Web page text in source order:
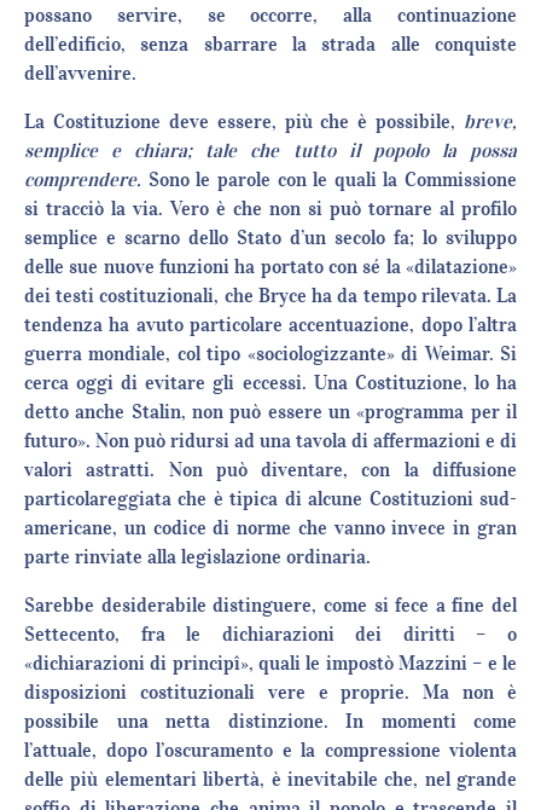
possano servire, se occorre, alla continuazione
dell’edificio, senza sbarrare la strada alle conquiste
dell’avvenire.
La Costituzione deve essere, più che è possibile, breve,
semplice e chiara; tale che tutto il popolo la possa
comprendere. Sono le parole con le quali la Commissione
si tracciò la via. Vero è che non si può tornare al profilo
semplice e scarno dello Stato d’un secolo fa; lo sviluppo
delle sue nuove funzioni ha portato con sé la «dilatazione»
dei testi costituzionali, che Bryce ha da tempo rilevata. La
tendenza ha avuto particolare accentuazione, dopo l’altra
guerra mondiale, col tipo «sociologizzante» di Weimar. Si
cerca oggi di evitare gli eccessi. Una Costituzione, lo ha
detto anche Stalin, non può essere un «programma per il
futuro». Non può ridursi ad una tavola di affermazioni e di
valori astratti. Non può diventare, con la diffusione
particolareggiata che è tipica di alcune Costituzioni sud-
americane, un codice di norme che vanno invece in gran
parte rinviate alla legislazione ordinaria.
Sarebbe desiderabile distinguere, come si fece a fine del
Settecento, fra le dichiarazioni dei diritti – o
«dichiarazioni di principî», quali le impostò Mazzini – e le
disposizioni costituzionali vere e proprie. Ma non è
possibile una netta distinzione. In momenti come
l’attuale, dopo l’oscuramento e la compressione violenta
delle più elementari libertà, è inevitabile che, nel grande